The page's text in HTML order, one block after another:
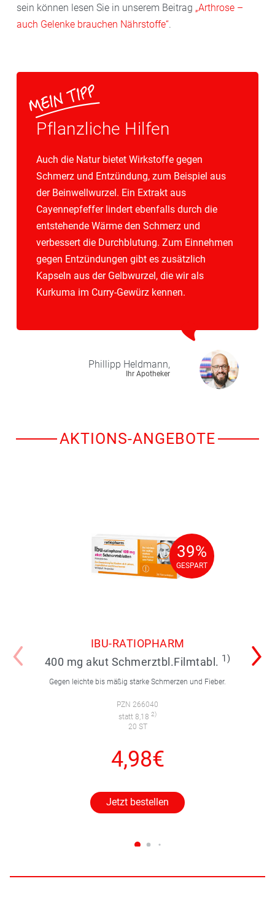
sein können lesen Sie in unserem Beitrag „Arthrose –
auch Gelenke brauchen Nährstoffe“.
Pflanzliche Hilfen
Auch die Natur bietet Wirkstoffe gegen
Schmerz und Entzündung, zum Beispiel aus
der Beinwellwurzel. Ein Extrakt aus
Cayennepfeffer lindert ebenfalls durch die
entstehende Wärme den Schmerz und
verbessert die Durchblutung. Zum Einnehmen
gegen Entzündungen gibt es zusätzlich
Kapseln aus der Gelbwurzel, die wir als
Kurkuma im Curry-Gewürz kennen.
Phillipp Heldmann,
Ihr Apotheker
AKTIONS-ANGEBOTE
39%
GESPART
39%
GESPART
IBU-RATIOPHARM
400 mg akut Schmerztbl.Filmtabl. 1)
Gegen leichte bis mäßig starke Schmerzen und Fieber.
PZN 266040
statt 8,18 2)
20 ST
4,98€
Jetzt bestellen